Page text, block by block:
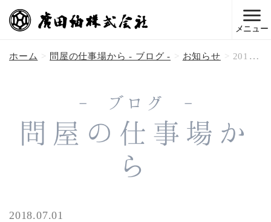
メニュー
ホーム 問屋の仕事場から - ブログ - お知らせ 2018年 祇園祭期間の休業 工芸展のお知らせ
- ブログ -
問屋の仕事場か
ら
2018.07.01